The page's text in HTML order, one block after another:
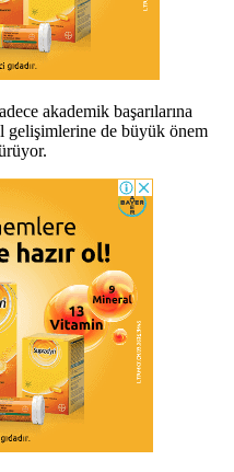
akademik başarılarına
gelişimlerine de büyük önem